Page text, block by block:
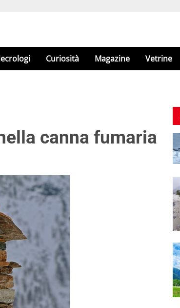
Curiosità Magazine Vetrine
canna fumaria